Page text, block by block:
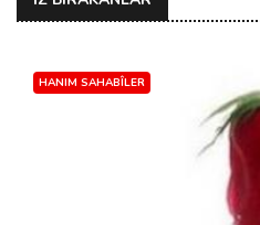
HANIM SAHABÎLER